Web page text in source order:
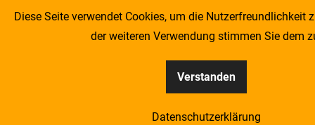
Zum
Diese Seite verwendet Cookies, um die Nutzerfreundlichkeit
der weiteren Verwendung stimmen Sie dem
Verstanden
Datenschutzerklärung